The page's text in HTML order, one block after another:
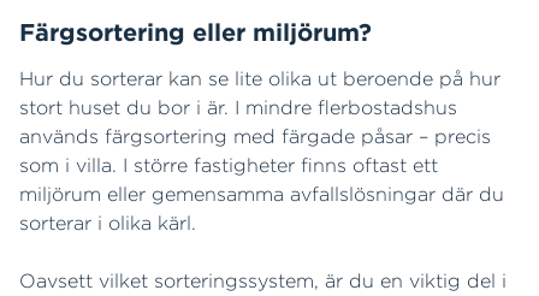
Färgsortering eller miljörum?
Hur du sorterar kan se lite olika ut beroende på hur
stort huset du bor i är. I mindre flerbostadshus
används färgsortering med färgade påsar – precis
som i villa. I större fastigheter finns oftast ett
miljörum eller gemensamma avfallslösningar där du
sorterar i olika kärl.
Oavsett vilket sorteringssystem, är du en viktig del i